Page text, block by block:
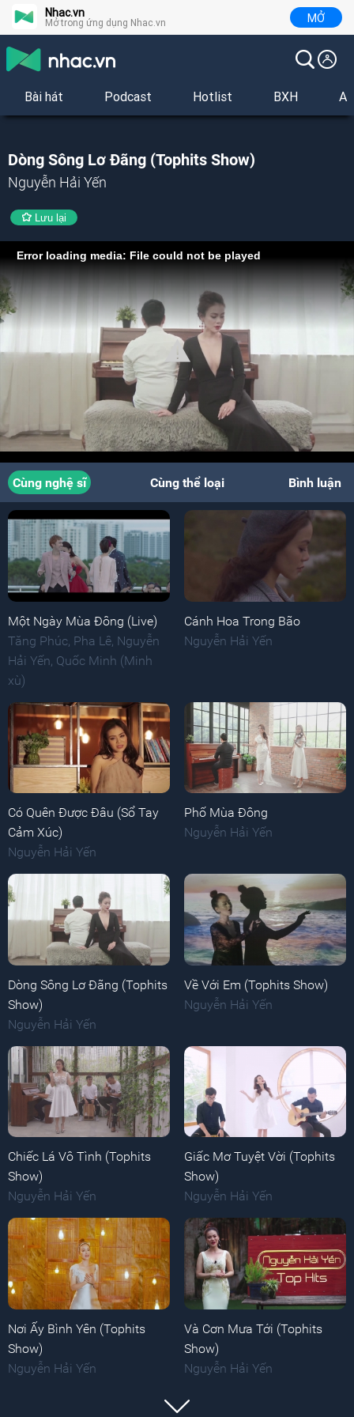
Nhac.vn
Mở trong ứng dụng Nhac.vn MỞ
Bài hát Podcast Hotlist BXH
Dòng Sông Lơ Đãng (Tophits Show)
Nguyễn Hải Yến
Lưu lại
Error loading media: File could not be played
Cùng nghệ sĩ Cùng thể loại Bình luận
Một Ngày Mùa Đông (Live)
Tăng Phúc Pha Lê Nguyễn
Hải Yến Quốc Minh (Minh
xù)
Cánh Hoa Trong Bão
Nguyễn Hải Yến
Có Quên Được Đâu (Sổ Tay
Cảm Xúc)
Nguyễn Hải Yến
Phố Mùa Đông
Nguyễn Hải Yến
Dòng Sông Lơ Đãng (Tophits
Show)
Nguyễn Hải Yến
Về Với Em (Tophits Show)
Nguyễn Hải Yến
Chiếc Lá Vô Tình (Tophits
Show)
Nguyễn Hải Yến
Giấc Mơ Tuyệt Vời (Tophits
Show)
Nguyễn Hải Yến
Nơi Ấy Bình Yên (Tophits
Show)
Nguyễn Hải Yến
Và Cơn Mưa Tới (Tophits
Show)
Nguyễn Hải Yến